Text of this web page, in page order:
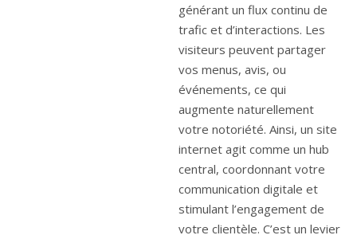
générant un flux continu de
trafic et d’interactions. Les
visiteurs peuvent partager
vos menus, avis, ou
événements, ce qui
augmente naturellement
votre notoriété. Ainsi, un site
internet agit comme un hub
central, coordonnant votre
communication digitale et
stimulant l’engagement de
votre clientèle. C’est un levier